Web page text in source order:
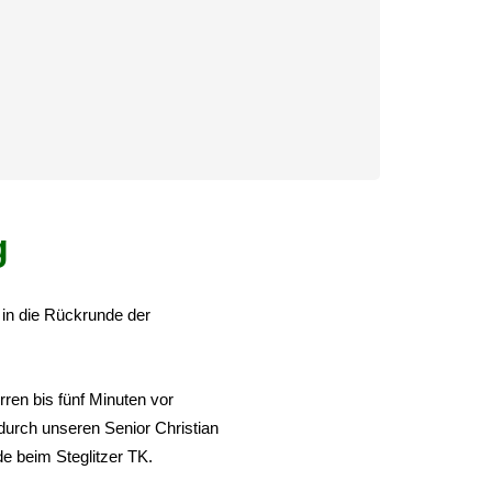
die Rückrunde der
bis fünf Minuten vor
unseren Senior Christian
beim Steglitzer TK.